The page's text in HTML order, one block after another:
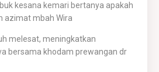
kesana kemari bertanya apakah
azimat mbah Wira
melesat, meningkatkan
bersama khodam prewangan dr